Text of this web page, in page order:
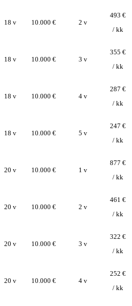
18 v 10.000 € 2 v
493 €
/ kk
18 v 10.000 € 3 v
355 €
/ kk
18 v 10.000 € 4 v
287 €
/ kk
18 v 10.000 € 5 v
247 €
/ kk
20 v 10.000 € 1 v
877 €
/ kk
20 v 10.000 € 2 v
461 €
/ kk
20 v 10.000 € 3 v
322 €
/ kk
20 v 10.000 € 4 v
252 €
/ kk